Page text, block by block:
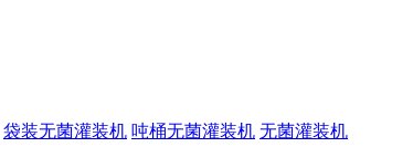
袋装无菌灌装机 吨桶无菌灌装机 无菌灌装机